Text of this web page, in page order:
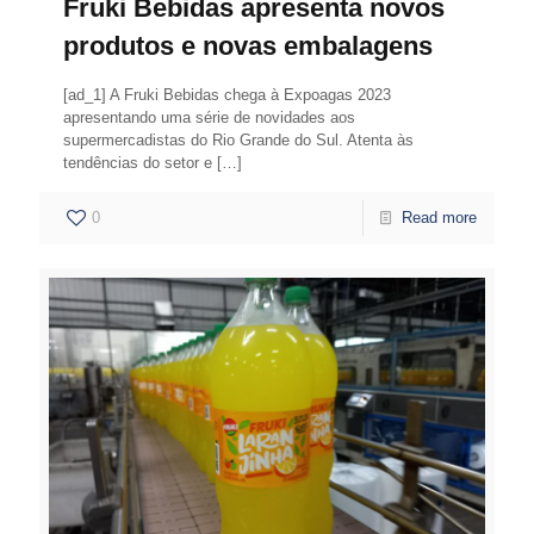
Fruki Bebidas apresenta novos
produtos e novas embalagens
[ad_1] A Fruki Bebidas chega à Expoagas 2023
apresentando uma série de novidades aos
supermercadistas do Rio Grande do Sul. Atenta às
tendências do setor e […]
0 Read more